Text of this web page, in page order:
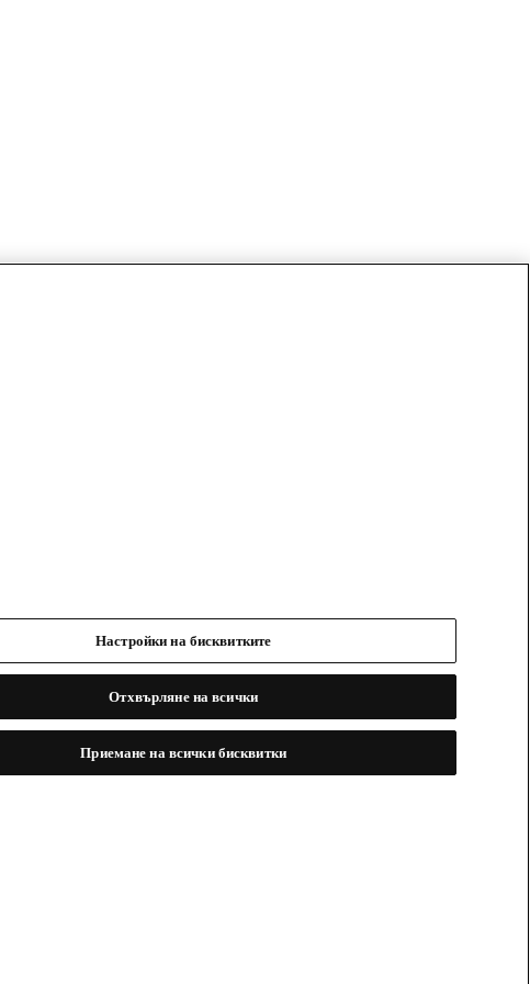
Настройки на бисквитките
Отхвърляне на всички
Приемане на всички бисквитки